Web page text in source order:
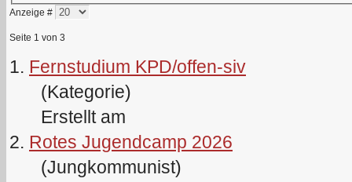
Anzeige #
Seite 1 von 3
1. Fernstudium KPD/offen-siv
(Kategorie)
Erstellt am
2. Rotes Jugendcamp 2026
(Jungkommunist)